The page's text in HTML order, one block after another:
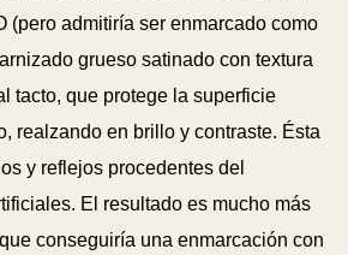
(pero admitiría ser enmarcado como
grueso satinado con textura
tacto, que protege la superficie
realzando en brillo y contraste. Ésta
y reflejos procedentes del
El resultado es mucho más
conseguiría una enmarcación con